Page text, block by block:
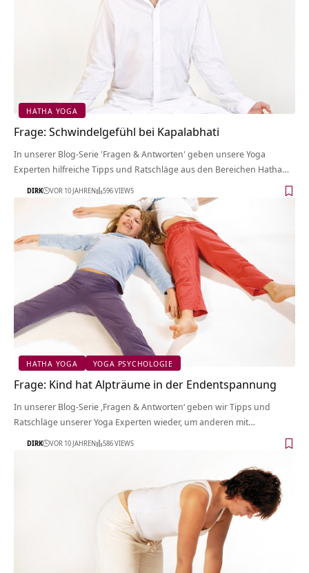
HATHA YOGA
Frage: Schwindelgefühl bei Kapalabhati
In unserer Blog-Serie 'Fragen & Antworten' geben unsere Yoga
Experten hilfreiche Tipps und Ratschläge aus den Bereichen Hatha…
DIRK VOR 10 JAHREN 596 VIEWS
HATHA YOGA YOGA PSYCHOLOGIE
Frage: Kind hat Alpträume in der Endentspannung
In unserer Blog-Serie ‚Fragen & Antworten‘ geben wir Tipps und
Ratschläge unserer Yoga Experten wieder, um anderen mit…
DIRK VOR 10 JAHREN 586 VIEWS